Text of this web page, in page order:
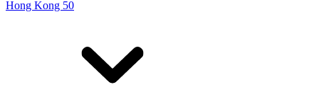
Hong Kong 50